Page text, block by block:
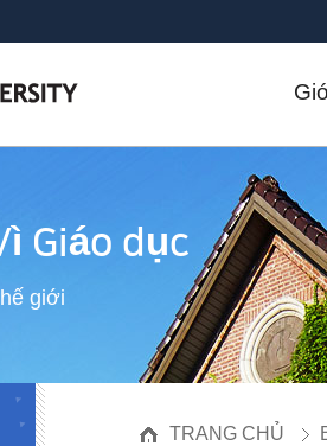
Giáo dục
giới
TRANG CHỦ